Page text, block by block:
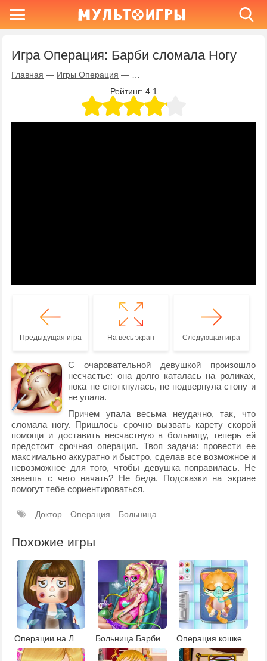
Игра Операция: Барби сломала Ногу
Главная — Игры Операция —
Рейтинг: 4.1
Предыдущая игра На весь экран Следующая игра
С очаровательной девушкой произошло
несчастье: она долго каталась на роликах,
пока не споткнулась, не подвернула стопу и
не упала.
Причем упала весьма неудачно, так, что
сломала ногу. Пришлось срочно вызвать карету скорой
помощи и доставить несчастную в больницу, теперь ей
предстоит срочная операция. Твоя задача: провести ее
максимально аккуратно и быстро, сделав все возможное и
невозможное для того, чтобы девушка поправилась. Не
знаешь с чего начать? Не беда. Подсказки на экране
помогут тебе сориентироваться.
Доктор Операция Больница
Похожие игры
Больница Барби Операция кошке